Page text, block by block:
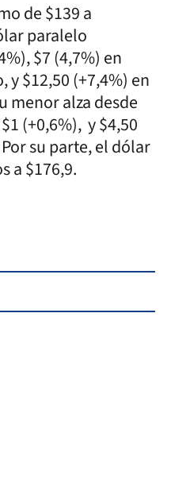
de $139 a
paralelo
$7 (4,7%) en
y $12,50 (+7,4%) en
menor alza desde
(+0,6%), y $4,50
su parte, el dólar
a $176,9.